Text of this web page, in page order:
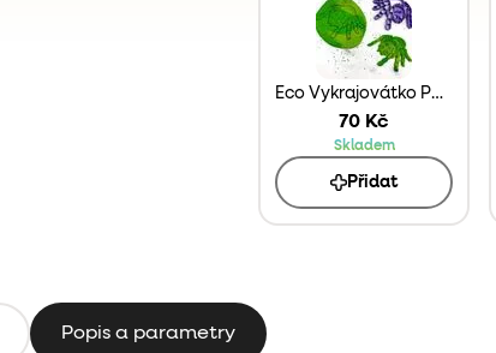
Eco Vykrajovátko Pavouk
70 Kč
Skladem
Přidat
Popis a parametry